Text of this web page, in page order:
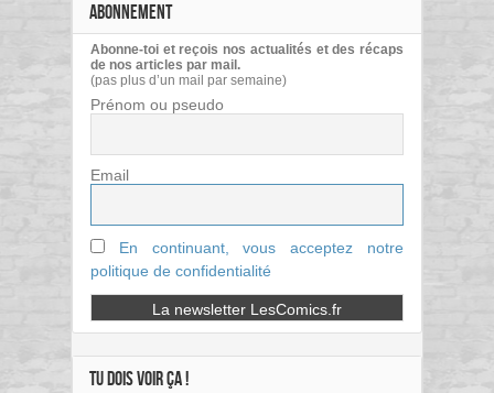
ABONNEMENT
Abonne-toi et reçois nos actualités et des récaps
de nos articles par mail.
(pas plus d’un mail par semaine)
Prénom ou pseudo
Email
En continuant, vous acceptez notre
politique de confidentialité
TU DOIS VOIR ÇA !